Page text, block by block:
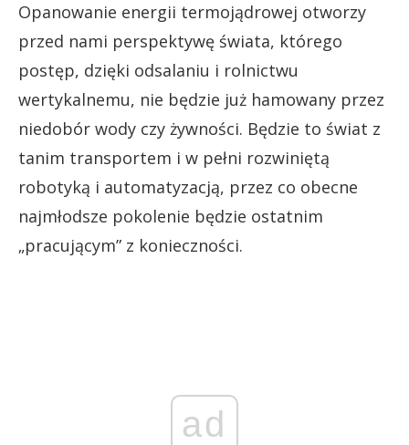
Opanowanie energii termojądrowej otworzy
przed nami perspektywę świata, którego
postęp, dzięki odsalaniu i rolnictwu
wertykalnemu, nie będzie już hamowany przez
niedobór wody czy żywności. Będzie to świat z
tanim transportem i w pełni rozwiniętą
robotyką i automatyzacją, przez co obecne
najmłodsze pokolenie będzie ostatnim
„pracującym” z konieczności.
ad